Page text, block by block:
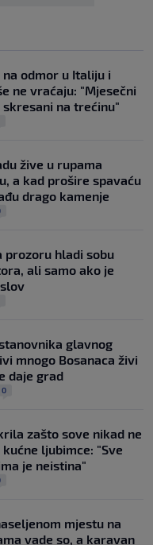
odmor u Italiju i
ne vraćaju: "Mjesečni
na trećinu"
žive u rupama
a kad prošire spavaću
drago kamenje
prozoru hladi sobu
ali samo ako je
glavnog
mnogo Bosanaca živi
daje grad
0
zašto sove nikad ne
ljubimce: "Sve
je neistina"
mjestu na
vade so, a karavan